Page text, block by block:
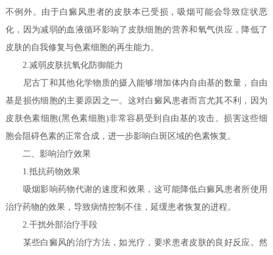
不例外。由于白癜风患者的皮肤本已受损，吸烟可能会导致症状恶
化，因为减弱的血液循环影响了皮肤细胞的营养和氧气供应，降低了
皮肤的自我修复与色素细胞的再生能力。
2.减弱皮肤抗氧化防御能力
尼古丁和其他化学物质的摄入能够增加体内自由基的数量，自由
基是损伤细胞的主要原因之一。这对白癜风患者而言尤其不利，因为
皮肤色素细胞(黑色素细胞)非常容易受到自由基的攻击。损害这些细
胞会阻碍色素的正常合成，进一步影响白斑区域的色素恢复。
二、影响治疗效果
1.抵抗药物效果
吸烟影响药物代谢的速度和效果，这可能降低白癜风患者所使用
治疗药物的效果，导致病情控制不佳，延缓患者恢复的进程。
2.干扰外部治疗手段
某些白癜风的治疗方法，如光疗，要求患者皮肤的良好反应。然